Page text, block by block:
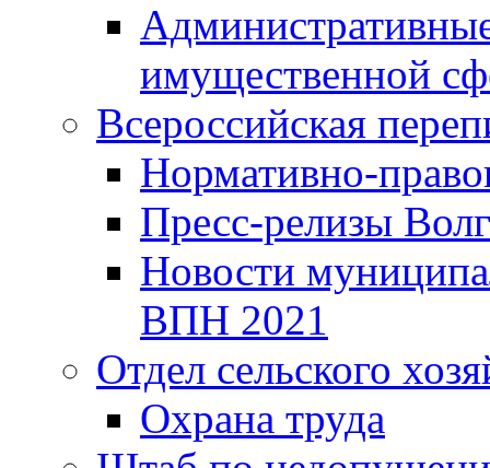
имущественной
Всероссийская
Нормативно-
Пресс-релизы
Новости
ВПН 2021
Отдел сельского
Охрана труда